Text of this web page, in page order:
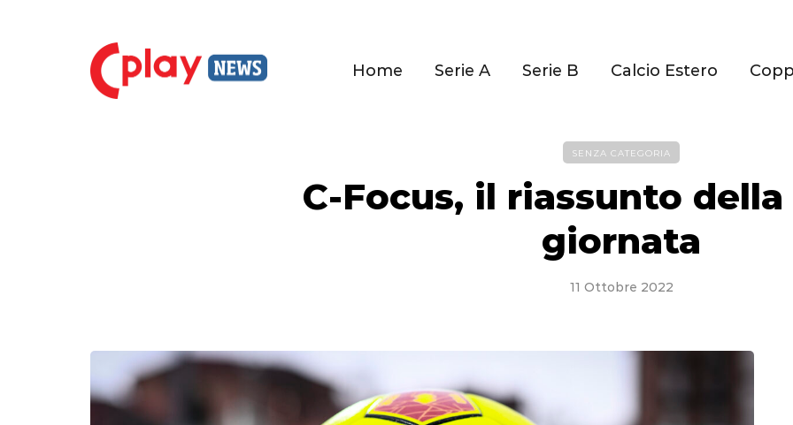
Home Serie A Serie B Calcio Estero
SENZA CATEGORIA
C-Focus, il riassunto
giornata
11 Ottobre 2022